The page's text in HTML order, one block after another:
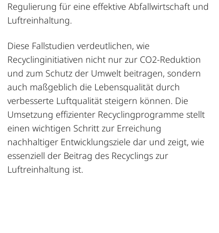
Regulierung für eine effektive Abfallwirtschaft und
Luftreinhaltung.
Diese Fallstudien verdeutlichen, wie
Recyclinginitiativen nicht nur zur CO2-Reduktion
und zum Schutz der Umwelt beitragen, sondern
auch maßgeblich die Lebensqualität durch
verbesserte Luftqualität steigern können. Die
Umsetzung effizienter Recyclingprogramme stellt
einen wichtigen Schritt zur Erreichung
nachhaltiger Entwicklungsziele dar und zeigt, wie
essenziell der Beitrag des Recyclings zur
Luftreinhaltung ist.